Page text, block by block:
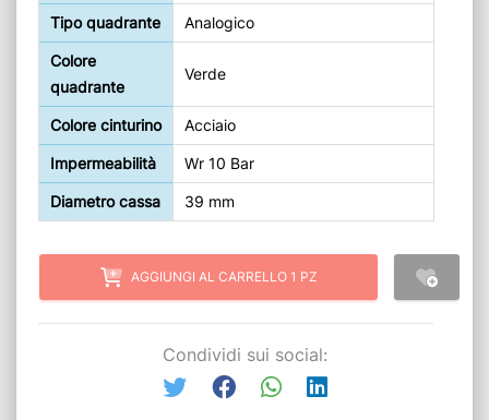
Tipo quadrante Analogico
Colore
quadrante
Verde
Colore cinturino Acciaio
Impermeabilità Wr 10 Bar
Diametro cassa 39 mm
AGGIUNGI AL CARRELLO 1 PZ
Condividi sui social: